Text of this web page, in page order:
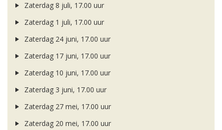
Zaterdag 8 juli, 17.00 uur
Zaterdag 1 juli, 17.00 uur
Zaterdag 24 juni, 17.00 uur
Zaterdag 17 juni, 17.00 uur
Zaterdag 10 juni, 17.00 uur
Zaterdag 3 juni, 17.00 uur
Zaterdag 27 mei, 17.00 uur
Zaterdag 20 mei, 17.00 uur